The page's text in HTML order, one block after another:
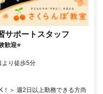
サポートスタッフ
歓迎⭐
より徒歩5分
＞ 週2日以上勤務できる方尚